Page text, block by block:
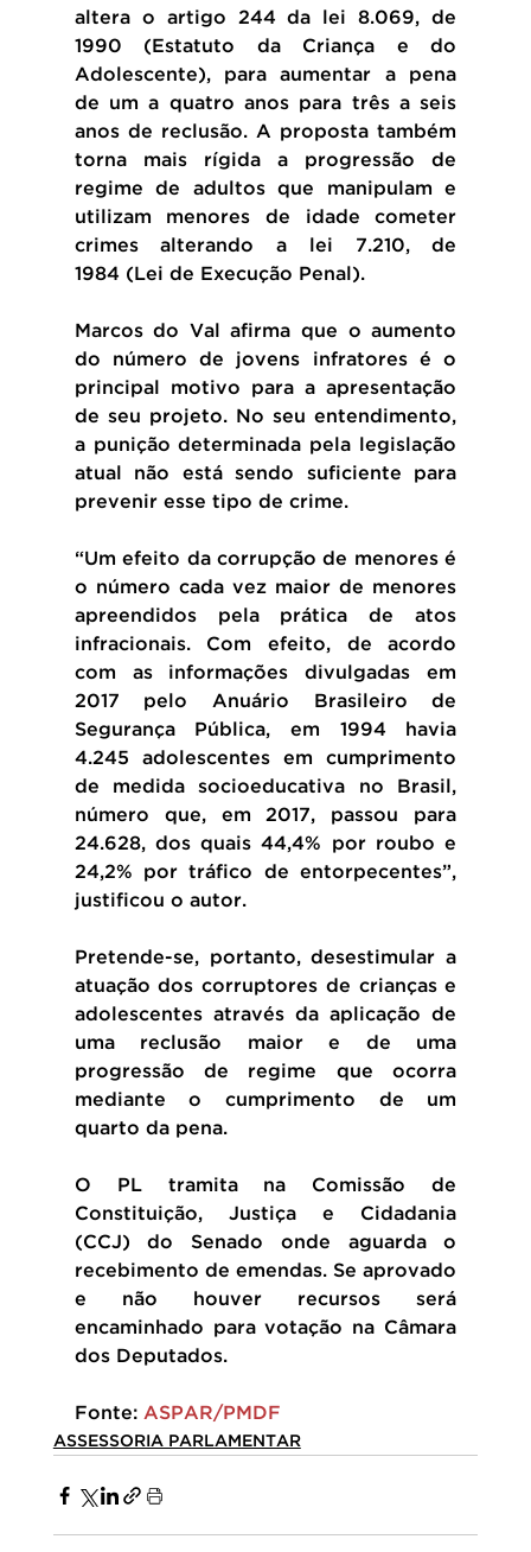
altera o artigo 244 da lei 8.069, de
1990 (Estatuto da Criança e do
Adolescente), para aumentar a pena
de um a quatro anos para três a seis
anos de reclusão. A proposta também
torna mais rígida a progressão de
regime de adultos que manipulam e
utilizam menores de idade cometer
crimes alterando a lei 7.210, de
1984 (Lei de Execução Penal).
Marcos do Val afirma que o aumento
do número de jovens infratores é o
principal motivo para a apresentação
de seu projeto. No seu entendimento,
a punição determinada pela legislação
atual não está sendo suficiente para
prevenir esse tipo de crime.
“Um efeito da corrupção de menores é
o número cada vez maior de menores
apreendidos pela prática de atos
infracionais. Com efeito, de acordo
com as informações divulgadas em
2017 pelo Anuário Brasileiro de
Segurança Pública, em 1994 havia
4.245 adolescentes em cumprimento
de medida socioeducativa no Brasil,
número que, em 2017, passou para
24.628, dos quais 44,4% por roubo e
24,2% por tráfico de entorpecentes”,
justificou o autor.
Pretende-se, portanto, desestimular a
atuação dos corruptores de crianças e
adolescentes através da aplicação de
uma reclusão maior e de uma
progressão de regime que ocorra
mediante o cumprimento de um
quarto da pena.
O PL tramita na Comissão de
Constituição, Justiça e Cidadania
(CCJ) do Senado onde aguarda o
recebimento de emendas. Se aprovado
e não houver recursos será
encaminhado para votação na Câmara
dos Deputados.
Fonte: ASPAR/PMDF
ASSESSORIA PARLAMENTAR